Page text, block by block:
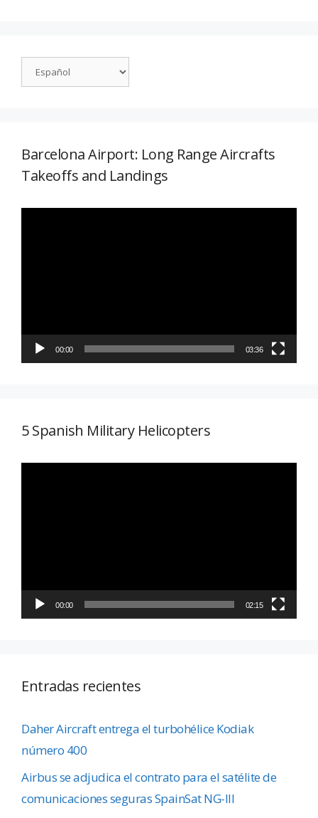
Barcelona Airport: Long Range Aircrafts
Takeoffs and Landings
00:00 03:36
5 Spanish Military Helicopters
00:00 02:15
Entradas recientes
Daher Aircraft entrega el turbohélice Kodiak
número 400
Airbus se adjudica el contrato para el satélite de
comunicaciones seguras SpainSat NG-III